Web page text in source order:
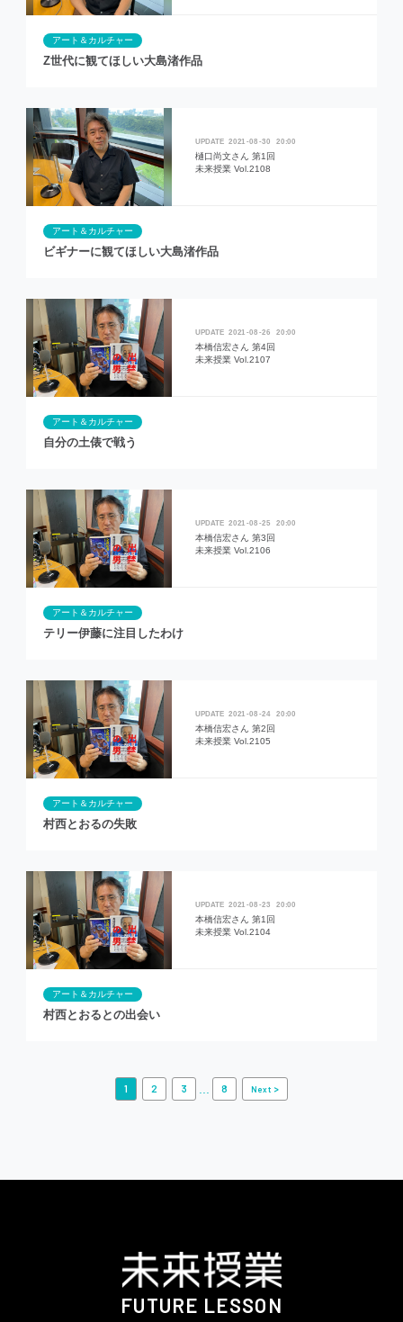
アート＆カルチャー
Z世代に観てほしい大島渚作品
2021 08 30 20:00
樋口尚文さん 第1回
未来授業 Vol.2108
アート＆カルチャー
ビギナーに観てほしい大島渚作品
2021 08 26 20:00
本橋信宏さん 第4回
未来授業 Vol.2107
アート＆カルチャー
自分の土俵で戦う
2021 08 25 20:00
本橋信宏さん 第3回
未来授業 Vol.2106
アート＆カルチャー
テリー伊藤に注目したわけ
2021 08 24 20:00
本橋信宏さん 第2回
未来授業 Vol.2105
アート＆カルチャー
村西とおるの失敗
2021 08 23 20:00
本橋信宏さん 第1回
未来授業 Vol.2104
アート＆カルチャー
村西とおるとの出会い
1 2 3 8 Next >
FUTURE LESSON